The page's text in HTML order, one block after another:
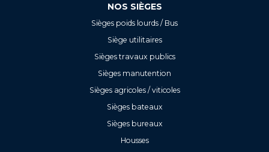
NOS SIÈGES
Sièges poids lourds / Bus
Siège utilitaires
Sièges travaux publics
Sièges manutention
Sièges agricoles / viticoles
Sièges bateaux
Sièges bureaux
Housses